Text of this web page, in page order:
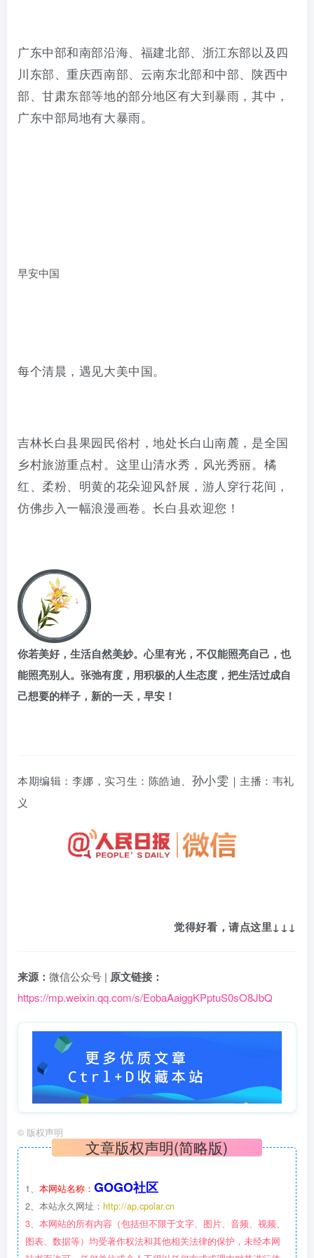
广东中部和南部沿海、福建北部、浙江东部以及四
川东部、重庆西南部、云南东北部和中部、陕西中
部、甘肃东部等地的部分地区有大到暴雨，其中，
广东中部局地有大暴雨。
早安中国
每个清晨，遇见大美中国。
吉林长白县果园民俗村，地处长白山南麓，是全国
乡村旅游重点村。这里山清水秀，风光秀丽。橘
红、柔粉、明黄的花朵迎风舒展，游人穿行花间，
仿佛步入一幅浪漫画卷。长白县欢迎您！
你若美好，生活自然美妙。心里有光，不仅能照亮自己，也
能照亮别人。张弛有度，用积极的人生态度，把生活过成自
己想要的样子，新的一天，早安！
本期编辑：李娜，实习生：陈皓迪、 孙小雯 ｜主播：韦礼
义
觉得好看，请点这里↓ ↓ ↓
来源： 微信公众号 | 原文链接：
https://mp.weixin.qq.com/s/EobaAaiggKPptuS0sO8JbQ
© 版权声明
文章版权声明(简略版)
1、 本网站名称： GOGO社区
2、本站永久网址： http://ap.cpolar.cn
3、本网站的所有内容（包括但不限于文字、图片、音频、视频、
图表、数据等）均受著作权法和其他相关法律的保护，未经本网